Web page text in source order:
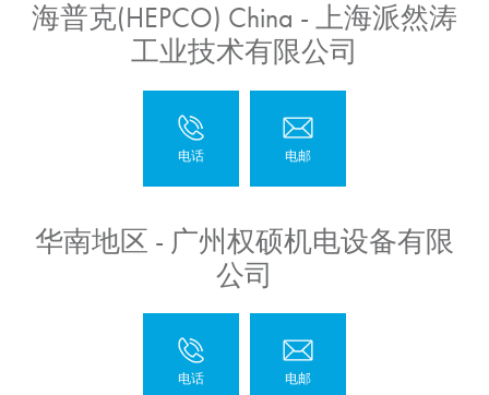
海普克(HEPCO) China - 上海派然涛
工业技术有限公司
华南地区 - 广州权硕机电设备有限
公司